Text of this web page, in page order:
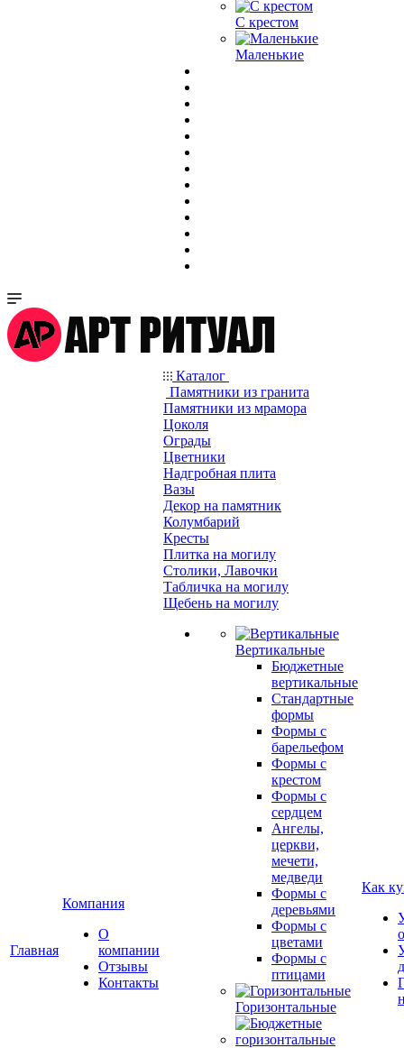
С крестом
Маленькие
Главная
Компания
О
компании
Отзывы
Контакты
Каталог
Памятники из гранита
Памятники из мрамора
Цоколя
Ограды
Цветники
Надгробная плита
Вазы
Декор на памятник
Колумбарий
Кресты
Плитка на могилу
Столики, Лавочки
Табличка на могилу
Щебень на могилу
Вертикальные
Бюджетные
вертикальные
Стандартные
формы
Формы с
барельефом
Формы с
крестом
Формы с
сердцем
Ангелы,
церкви,
мечети,
медведи
Формы с
деревьями
Формы с
цветами
Формы с
птицами
Горизонтальные
Как